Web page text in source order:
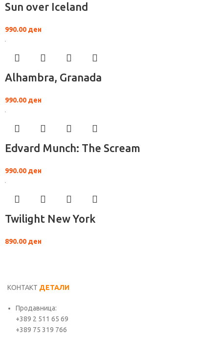
Sun over Iceland
990.00 ден
Alhambra, Granada
990.00 ден
Edvard Munch: The Scream
990.00 ден
Twilight New York
890.00 ден
КОНТАКТ ДЕТАЛИ
Продавница:
+389 2 511 65 69
+389 75 319 766